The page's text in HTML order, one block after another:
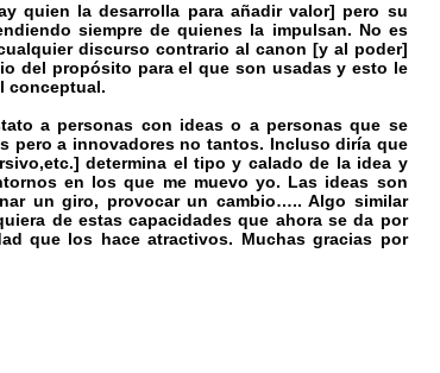
quien la desarrolla para añadir valor] pero su
siempre de quienes la impulsan. No es
discurso contrario al canon [y al poder]
del propósito para el que son usadas y esto le
conceptual.
a personas con ideas o a personas que se
pero a innovadores no tantos. Incluso diría que
determina el tipo y calado de la idea y
en los que me muevo yo. Las ideas son
un giro, provocar un cambio….. Algo similar
de estas capacidades que ahora se da por
que los hace atractivos. Muchas gracias por